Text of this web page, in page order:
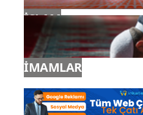
İSLAM
İMAMLAR